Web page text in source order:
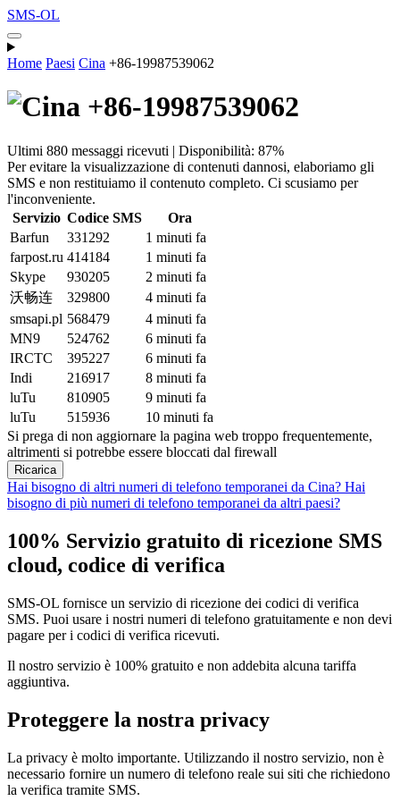
SMS-OL
Home Paesi Cina +86-19987539062
+86-19987539062
Ultimi 880 messaggi ricevuti | Disponibilità: 87%
Per evitare la visualizzazione di contenuti dannosi, elaboriamo gli
SMS e non restituiamo il contenuto completo. Ci scusiamo per
l'inconveniente.
Servizio Codice SMS
Ora
Barfun
331292
1 minuti fa
farpost.ru 414184
1 minuti fa
Skype
930205
2 minuti fa
沃畅连
329800
4 minuti fa
smsapi.pl 568479
4 minuti fa
MN9
524762
6 minuti fa
IRCTC
395227
6 minuti fa
Indi
216917
8 minuti fa
luTu
810905
9 minuti fa
luTu
515936
10 minuti fa
Si prega di non aggiornare la pagina web troppo frequentemente,
altrimenti si potrebbe essere bloccati dal firewall
Ricarica
Hai bisogno di altri numeri di telefono temporanei da Cina? Hai
bisogno di più numeri di telefono temporanei da altri paesi?
100% Servizio gratuito di ricezione SMS
cloud, codice di verifica
SMS-OL fornisce un servizio di ricezione dei codici di verifica
SMS. Puoi usare i nostri numeri di telefono gratuitamente e non devi
pagare per i codici di verifica ricevuti.
Il nostro servizio è 100% gratuito e non addebita alcuna tariffa
aggiuntiva.
Proteggere la nostra privacy
La privacy è molto importante. Utilizzando il nostro servizio, non è
necessario fornire un numero di telefono reale sui siti che richiedono
la verifica tramite SMS.